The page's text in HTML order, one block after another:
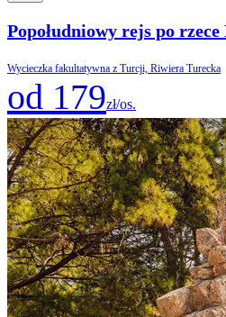
Popołudniowy rejs po
Wycieczka fakultatywna z Turcji, Riwiera Turecka
od 179zł/os.